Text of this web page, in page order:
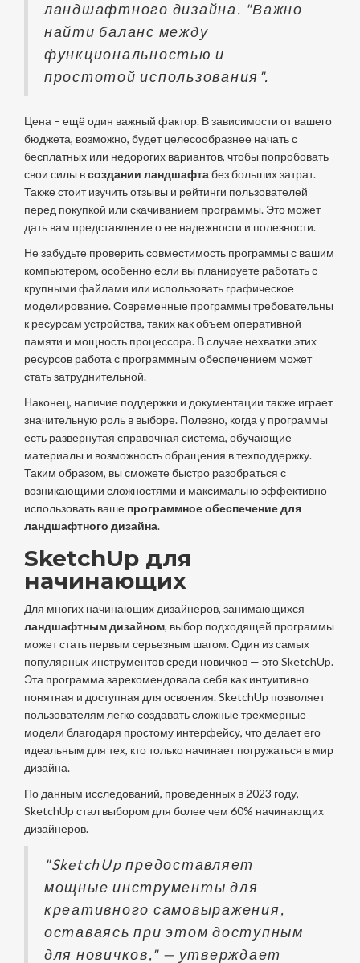
ландшафтного дизайна. "Важно
найти баланс между
функциональностью и
простотой использования".
Цена – ещё один важный фактор. В зависимости от вашего
бюджета, возможно, будет целесообразнее начать с
бесплатных или недорогих вариантов, чтобы попробовать
свои силы всоздании ландшафтабез больших затрат.
Также стоит изучить отзывы и рейтинги пользователей
перед покупкой или скачиванием программы. Это может
дать вам представление о ее надежности и полезности.
Не забудьте проверить совместимость программы с вашим
компьютером, особенно если вы планируете работать с
крупными файлами или использовать графическое
моделирование. Современные программы требовательны
к ресурсам устройства, таких как объем оперативной
памяти и мощность процессора. В случае нехватки этих
ресурсов работа с программным обеспечением может
стать затруднительной.
Наконец, наличие поддержки и документации также играет
значительную роль в выборе. Полезно, когда у программы
есть развернутая справочная система, обучающие
материалы и возможность обращения в техподдержку.
Таким образом, вы сможете быстро разобраться с
возникающими сложностями и максимально эффективно
использовать ваше программное обеспечение для
ландшафтного дизайна.
SketchUp для
начинающих
Для многих начинающих дизайнеров, занимающихся
ландшафтным дизайном, выбор подходящей программы
может стать первым серьезным шагом. Один из самых
популярных инструментов среди новичков — это SketchUp.
Эта программа зарекомендовала себя как интуитивно
понятная и доступная для освоения. SketchUp позволяет
пользователям легко создавать сложные трехмерные
модели благодаря простому интерфейсу, что делает его
идеальным для тех, кто только начинает погружаться в мир
дизайна.
По данным исследований, проведенных в 2023 году,
SketchUp стал выбором для более чем 60% начинающих
дизайнеров.
"SketchUp предоставляет
мощные инструменты для
креативного самовыражения,
оставаясь при этом доступным
для новичков," — утверждает